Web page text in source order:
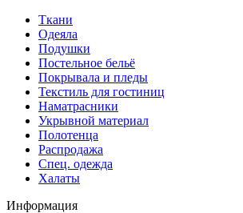
Ткани
Одеяла
Подушки
Постельное бельё
Покрывала и пледы
Текстиль для гостиниц
Наматрасники
Укрывной материал
Полотенца
Распродажа
Спец. одежда
Халаты
Информация